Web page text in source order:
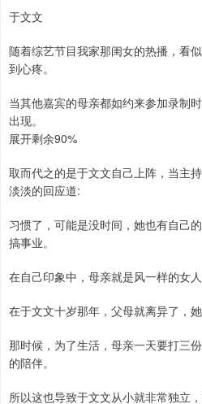
于文文
随着综艺节目我家那闺女的热播，看
到心疼。
当其他嘉宾的母亲都如约来参加录制
出现。
展开剩余90%
取而代之的是于文文自己上阵，当主
淡淡的回应道:
习惯了，可能是没时间，她也有自己
搞事业。
在自己印象中，母亲就是风一样的女人
在于文文十岁那年，父母就离异了，
那时候，为了生活，母亲一天要打三
的陪伴。
所以这也导致于文文从小就非常独立